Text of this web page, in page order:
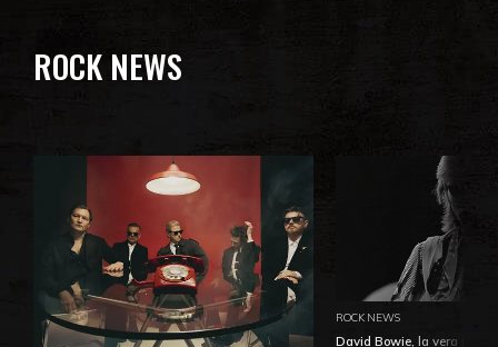
ROCK NEWS
ROCK NEWS
David Bowie, la vera